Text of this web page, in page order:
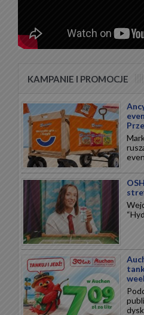
KAMPANIE I PROMOCJE